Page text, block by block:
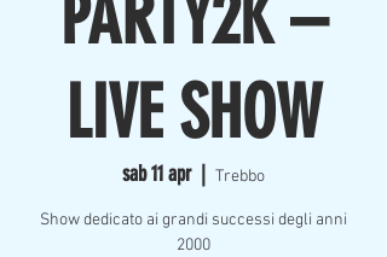
PARTY2K –
LIVE SHOW
sab 11 apr
  |
Trebbo
Show dedicato ai grandi successi degli anni
2000